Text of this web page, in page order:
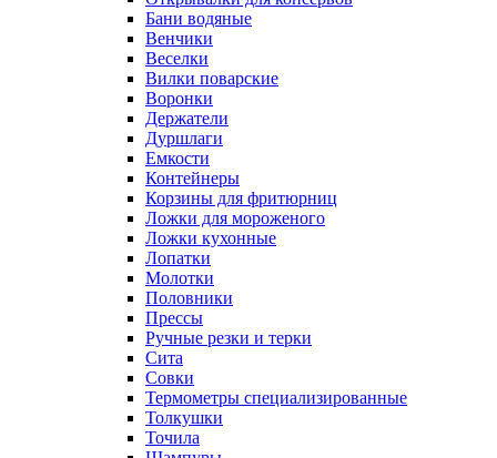
Бани водяные
Венчики
Веселки
Вилки поварские
Воронки
Держатели
Дуршлаги
Емкости
Контейнеры
Корзины для фритюрниц
Ложки для мороженого
Ложки кухонные
Лопатки
Молотки
Половники
Прессы
Ручные резки и терки
Сита
Совки
Термометры специализированные
Толкушки
Точила